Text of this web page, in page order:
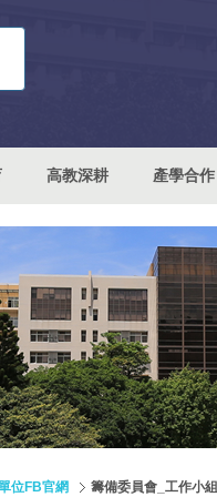
高教深耕 產學合作
位FB官網 籌備委員會_工作小組